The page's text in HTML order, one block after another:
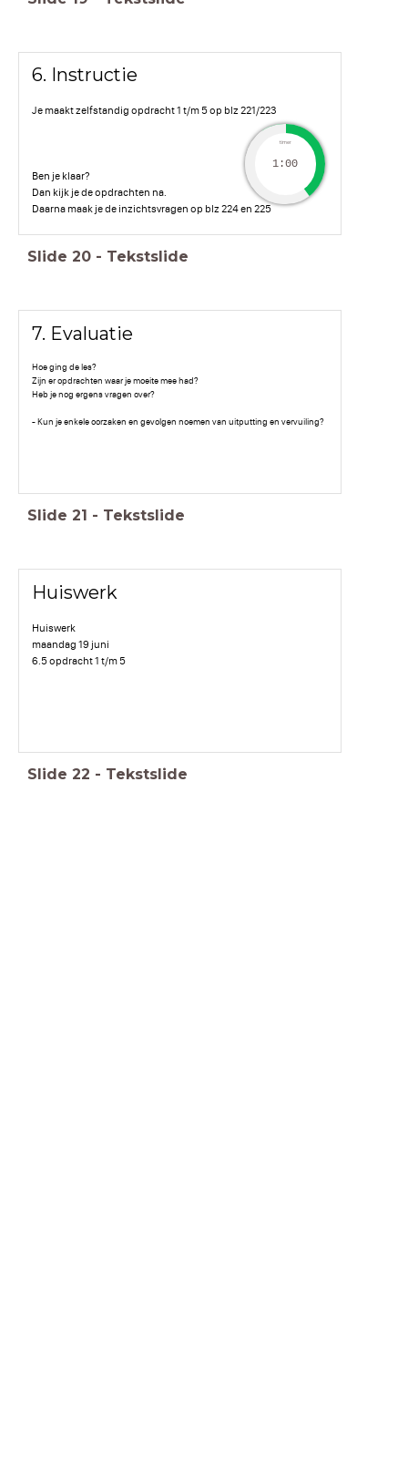
6. Instructie
Je maakt zelfstandig opdracht 1 t/m 5 op blz 221/223
Ben je klaar?
Dan kijk je de opdrachten na.
Daarna maak je de inzichtsvragen op blz 224 en 225
timer
1:00
Slide 20 - Tekstslide
7. Evaluatie
Hoe ging de les?
Zijn er opdrachten waar je moeite mee had?
Heb je nog ergens vragen over?
- Kun je enkele oorzaken en gevolgen noemen van uitputting en vervuiling?
Slide 21 - Tekstslide
Huiswerk
Huiswerk
maandag 19 juni
6.5 opdracht 1 t/m 5
Slide 22 - Tekstslide